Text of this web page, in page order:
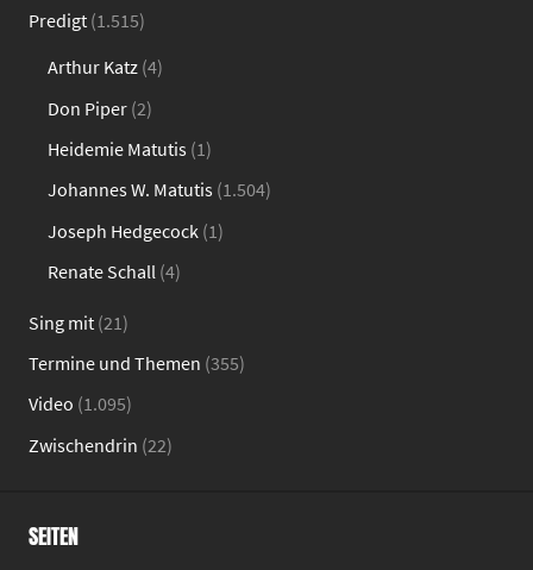
Predigt (1.515)
Arthur Katz (4)
Don Piper (2)
Heidemie Matutis (1)
Johannes W. Matutis (1.504)
Joseph Hedgecock (1)
Renate Schall (4)
Sing mit (21)
Termine und Themen (355)
Video (1.095)
Zwischendrin (22)
SEITEN